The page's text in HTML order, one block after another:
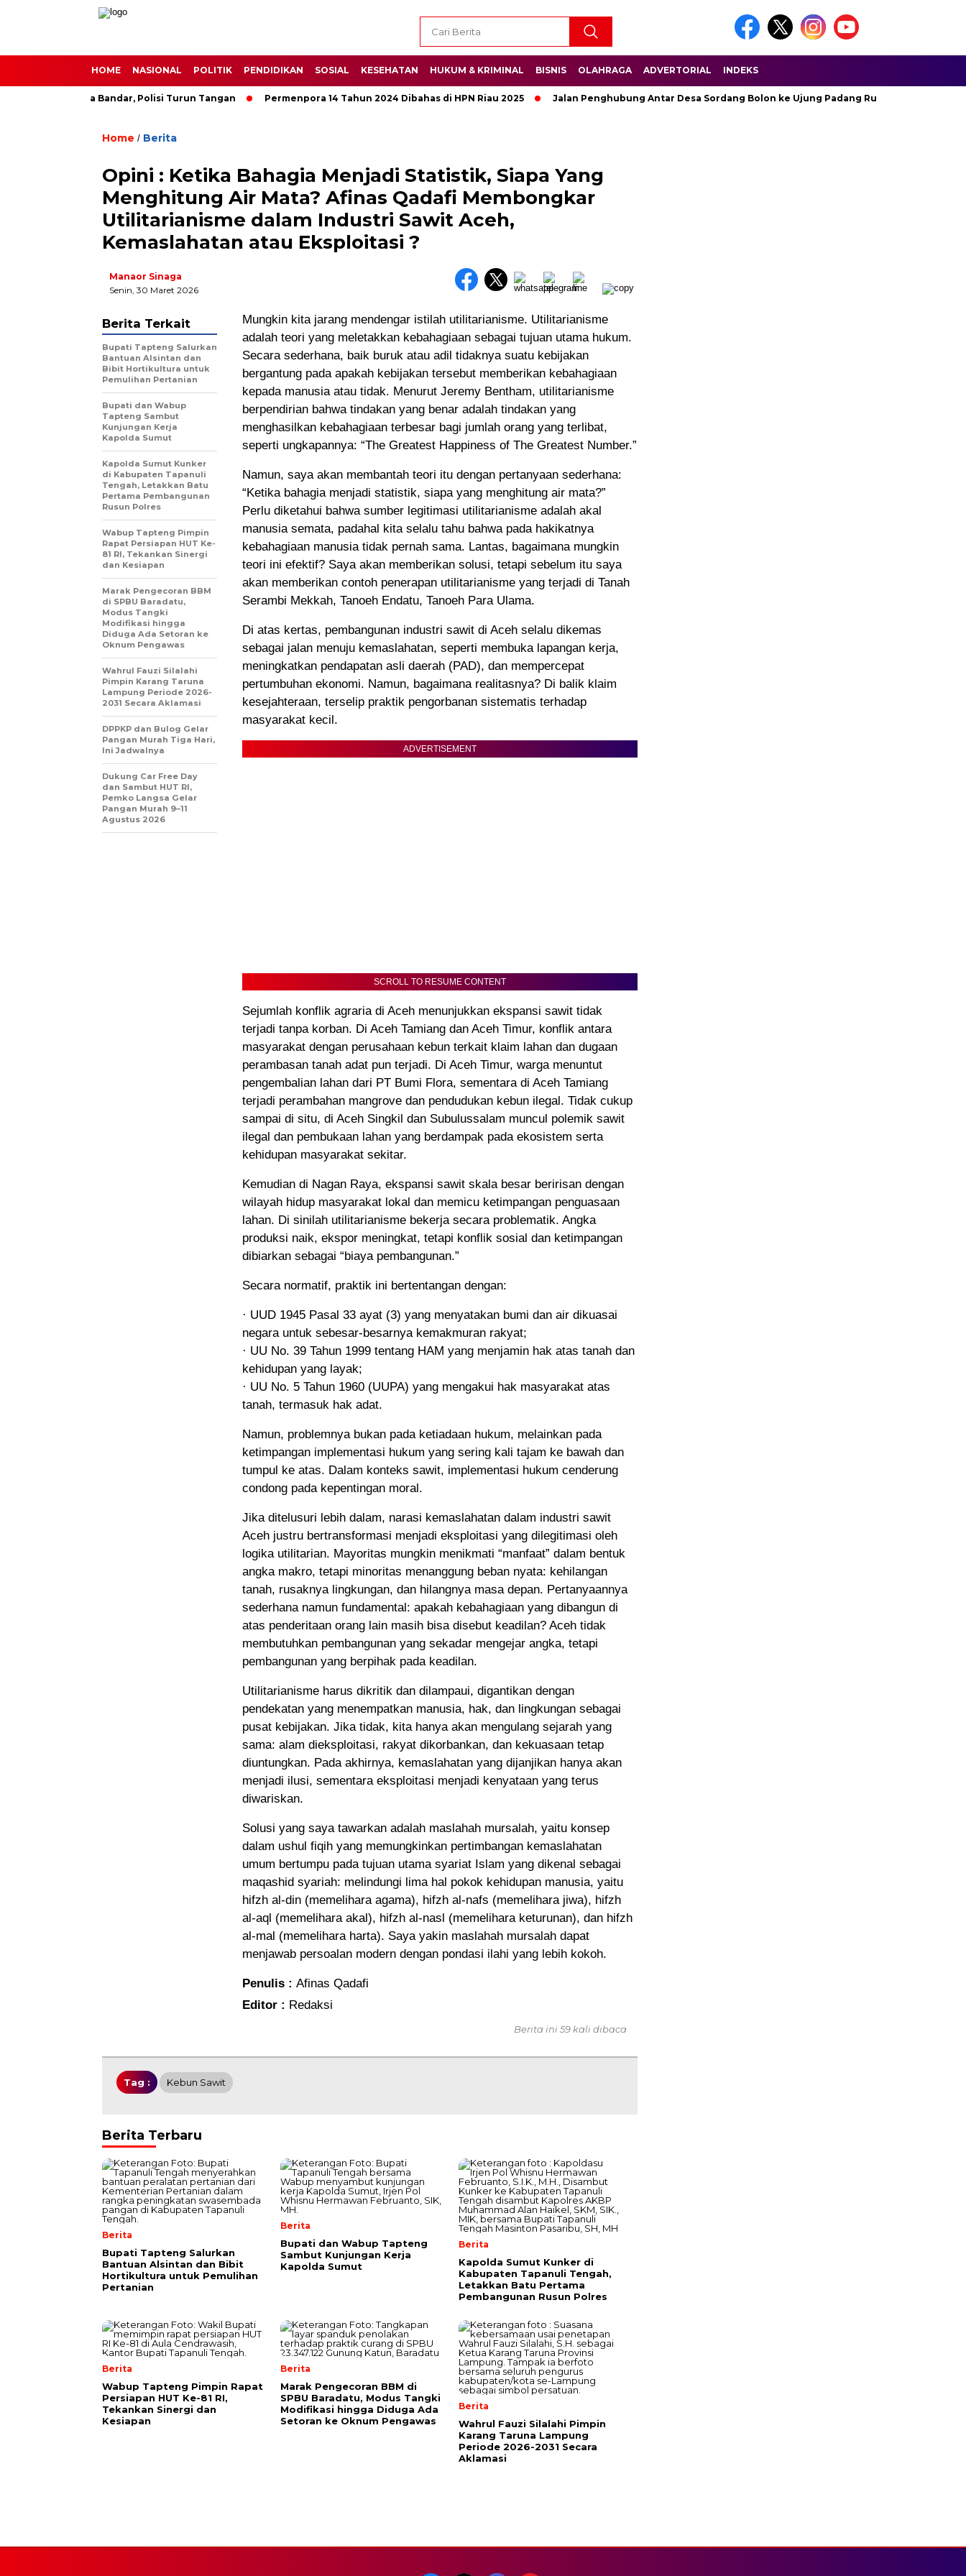
HOME NASIONAL POLITIK PENDIDIKAN SOSIAL KESEHATAN HUKUM & KRIMINAL BISNIS OLAHRAGA ADVERTORIAL INDEKS
Terduga Bandar, Polisi Turun Tangan Permenpora 14 Tahun 2024 Dibahas di HPN Riau 2025 Jalan Penghubung Antar Desa Sordang Bolon ke Ujung Padang Rusak Parah
Home / Berita
Opini : Ketika Bahagia Menjadi Statistik, Siapa Yang
Menghitung Air Mata? Afinas Qadafi Membongkar
Utilitarianisme dalam Industri Sawit Aceh,
Kemaslahatan atau Eksploitasi ?
Manaor Sinaga
Senin, 30 Maret 2026
Mungkin kita jarang mendengar istilah utilitarianisme. Utilitarianisme
adalah teori yang meletakkan kebahagiaan sebagai tujuan utama hukum.
Secara sederhana, baik buruk atau adil tidaknya suatu kebijakan
bergantung pada apakah kebijakan tersebut memberikan kebahagiaan
kepada manusia atau tidak. Menurut Jeremy Bentham, utilitarianisme
berpendirian bahwa tindakan yang benar adalah tindakan yang
menghasilkan kebahagiaan terbesar bagi jumlah orang yang terlibat,
seperti ungkapannya: “The Greatest Happiness of The Greatest Number.”
Namun, saya akan membantah teori itu dengan pertanyaan sederhana:
“Ketika bahagia menjadi statistik, siapa yang menghitung air mata?”
Perlu diketahui bahwa sumber legitimasi utilitarianisme adalah akal
manusia semata, padahal kita selalu tahu bahwa pada hakikatnya
kebahagiaan manusia tidak pernah sama. Lantas, bagaimana mungkin
teori ini efektif? Saya akan memberikan solusi, tetapi sebelum itu saya
akan memberikan contoh penerapan utilitarianisme yang terjadi di Tanah
Serambi Mekkah, Tanoeh Endatu, Tanoeh Para Ulama.
Di atas kertas, pembangunan industri sawit di Aceh selalu dikemas
sebagai jalan menuju kemaslahatan, seperti membuka lapangan kerja,
meningkatkan pendapatan asli daerah (PAD), dan mempercepat
pertumbuhan ekonomi. Namun, bagaimana realitasnya? Di balik klaim
kesejahteraan, terselip praktik pengorbanan sistematis terhadap
masyarakat kecil.
ADVERTISEMENT
SCROLL TO RESUME CONTENT
Sejumlah konflik agraria di Aceh menunjukkan ekspansi sawit tidak
terjadi tanpa korban. Di Aceh Tamiang dan Aceh Timur, konflik antara
masyarakat dengan perusahaan kebun terkait klaim lahan dan dugaan
perambasan tanah adat pun terjadi. Di Aceh Timur, warga menuntut
pengembalian lahan dari PT Bumi Flora, sementara di Aceh Tamiang
terjadi perambahan mangrove dan pendudukan kebun ilegal. Tidak cukup
sampai di situ, di Aceh Singkil dan Subulussalam muncul polemik sawit
ilegal dan pembukaan lahan yang berdampak pada ekosistem serta
kehidupan masyarakat sekitar.
Kemudian di Nagan Raya, ekspansi sawit skala besar beririsan dengan
wilayah hidup masyarakat lokal dan memicu ketimpangan penguasaan
lahan. Di sinilah utilitarianisme bekerja secara problematik. Angka
produksi naik, ekspor meningkat, tetapi konflik sosial dan ketimpangan
dibiarkan sebagai “biaya pembangunan.”
Secara normatif, praktik ini bertentangan dengan:
· UUD 1945 Pasal 33 ayat (3) yang menyatakan bumi dan air dikuasai
negara untuk sebesar-besarnya kemakmuran rakyat;
· UU No. 39 Tahun 1999 tentang HAM yang menjamin hak atas tanah dan
kehidupan yang layak;
· UU No. 5 Tahun 1960 (UUPA) yang mengakui hak masyarakat atas
tanah, termasuk hak adat.
Namun, problemnya bukan pada ketiadaan hukum, melainkan pada
ketimpangan implementasi hukum yang sering kali tajam ke bawah dan
tumpul ke atas. Dalam konteks sawit, implementasi hukum cenderung
condong pada kepentingan moral.
Jika ditelusuri lebih dalam, narasi kemaslahatan dalam industri sawit
Aceh justru bertransformasi menjadi eksploitasi yang dilegitimasi oleh
logika utilitarian. Mayoritas mungkin menikmati “manfaat” dalam bentuk
angka makro, tetapi minoritas menanggung beban nyata: kehilangan
tanah, rusaknya lingkungan, dan hilangnya masa depan. Pertanyaannya
sederhana namun fundamental: apakah kebahagiaan yang dibangun di
atas penderitaan orang lain masih bisa disebut keadilan? Aceh tidak
membutuhkan pembangunan yang sekadar mengejar angka, tetapi
pembangunan yang berpihak pada keadilan.
Utilitarianisme harus dikritik dan dilampaui, digantikan dengan
pendekatan yang menempatkan manusia, hak, dan lingkungan sebagai
pusat kebijakan. Jika tidak, kita hanya akan mengulang sejarah yang
sama: alam dieksploitasi, rakyat dikorbankan, dan kekuasaan tetap
diuntungkan. Pada akhirnya, kemaslahatan yang dijanjikan hanya akan
menjadi ilusi, sementara eksploitasi menjadi kenyataan yang terus
diwariskan.
Solusi yang saya tawarkan adalah maslahah mursalah, yaitu konsep
dalam ushul fiqih yang memungkinkan pertimbangan kemaslahatan
umum bertumpu pada tujuan utama syariat Islam yang dikenal sebagai
maqashid syariah: melindungi lima hal pokok kehidupan manusia, yaitu
hifzh al-din (memelihara agama), hifzh al-nafs (memelihara jiwa), hifzh
al-aql (memelihara akal), hifzh al-nasl (memelihara keturunan), dan hifzh
al-mal (memelihara harta). Saya yakin maslahah mursalah dapat
menjawab persoalan modern dengan pondasi ilahi yang lebih kokoh.
Penulis : Afinas Qadafi
Editor : Redaksi
Berita Terkait
Bupati Tapteng Salurkan
Bantuan Alsintan dan
Bibit Hortikultura untuk
Pemulihan Pertanian
Bupati dan Wabup
Tapteng Sambut
Kunjungan Kerja
Kapolda Sumut
Kapolda Sumut Kunker
di Kabupaten Tapanuli
Tengah, Letakkan Batu
Pertama Pembangunan
Rusun Polres
Wabup Tapteng Pimpin
Rapat Persiapan HUT Ke-
81 RI, Tekankan Sinergi
dan Kesiapan
Marak Pengecoran BBM
di SPBU Baradatu,
Modus Tangki
Modifikasi hingga
Diduga Ada Setoran ke
Oknum Pengawas
Wahrul Fauzi Silalahi
Pimpin Karang Taruna
Lampung Periode 2026-
2031 Secara Aklamasi
DPPKP dan Bulog Gelar
Pangan Murah Tiga Hari,
Ini Jadwalnya
Dukung Car Free Day
dan Sambut HUT RI,
Pemko Langsa Gelar
Pangan Murah 9–11
Agustus 2026
Berita ini 59 kali dibaca
Tag : Kebun Sawit
Berita Terbaru
Berita
Bupati Tapteng Salurkan
Bantuan Alsintan dan Bibit
Hortikultura untuk Pemulihan
Pertanian
Berita
Bupati dan Wabup Tapteng
Sambut Kunjungan Kerja
Kapolda Sumut
Berita
Kapolda Sumut Kunker di
Kabupaten Tapanuli Tengah,
Letakkan Batu Pertama
Pembangunan Rusun Polres
Berita
Wabup Tapteng Pimpin Rapat
Persiapan HUT Ke-81 RI,
Tekankan Sinergi dan
Kesiapan
Berita
Marak Pengecoran BBM di
SPBU Baradatu, Modus Tangki
Modifikasi hingga Diduga Ada
Setoran ke Oknum Pengawas
Berita
Wahrul Fauzi Silalahi Pimpin
Karang Taruna Lampung
Periode 2026-2031 Secara
Aklamasi